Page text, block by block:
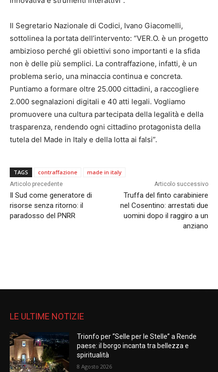
Il Segretario Nazionale di Codici, Ivano Giacomelli,
sottolinea la portata dell’intervento: “VER.O. è un progetto
ambizioso perché gli obiettivi sono importanti e la sfida
non è delle più semplici. La contraffazione, infatti, è un
problema serio, una minaccia continua e concreta.
Puntiamo a formare oltre 25.000 cittadini, a raccogliere
2.000 segnalazioni digitali e 40 atti legali. Vogliamo
promuovere una cultura partecipata della legalità e della
trasparenza, rendendo ogni cittadino protagonista della
tutela del Made in Italy e della lotta ai falsi”.
TAGS contraffazione made in italy
Articolo precedente
Il Sud come generatore di
risorse senza ritorno: il
paradosso del PNRR
Articolo successivo
Truffa del finto carabiniere
nel Cosentino: arrestati due
uomini dopo il raggiro a un
anziano
LE ULTIME NOTIZIE
Trionfo per “Selle per le Stelle” a Rende
paese: il borgo incanta tra bellezza e
spiritualità
8 Agosto 2026